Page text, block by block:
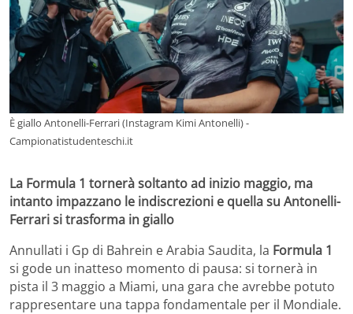
È giallo Antonelli-Ferrari (Instagram Kimi Antonelli) -
Campionatistudenteschi.it
La Formula 1 tornerà soltanto ad inizio maggio, ma
intanto impazzano le indiscrezioni e quella su Antonelli-
Ferrari si trasforma in giallo
Annullati i Gp di Bahrein e Arabia Saudita, la Formula 1
si gode un inatteso momento di pausa: si tornerà in
pista il 3 maggio a Miami, una gara che avrebbe potuto
rappresentare una tappa fondamentale per il Mondiale.